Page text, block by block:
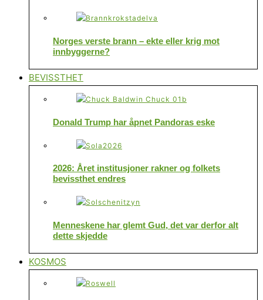
Norges verste brann – ekte eller krig mot
innbyggerne?
BEVISSTHET
Donald Trump har åpnet Pandoras eske
2026: Året institusjoner rakner og folkets
bevissthet endres
Menneskene har glemt Gud, det var derfor alt
dette skjedde
KOSMOS